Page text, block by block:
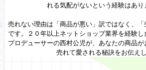
れる気配がないという経験はあり
売れない理由は「商品が悪い」訳ではなく、
です。２０年以上ネットショップ業界を経験
プロデューサーの西村公児が、あなたの商品
売れて愛される秘訣をお伝えし